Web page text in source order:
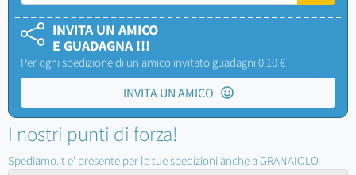
INVITA UN AMICO
E GUADAGNA !!!
Per ogni spedizione di un amico invitato guadagni 0,10 €
INVITA UN AMICO
I nostri punti di forza!
Spediamo.it e' presente per le tue spedizioni anche a GRANAIOLO